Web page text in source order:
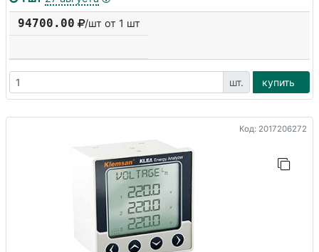
94700.00 /шт от 1 шт
шт. купить
Код: 2017206272